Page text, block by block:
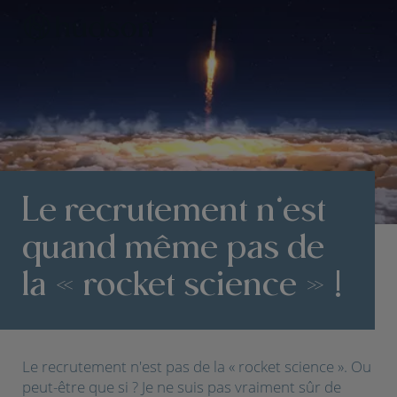
Le recrutement n’est
quand même pas de
la « rocket science » !
Le recrutement n'est pas de la « rocket science ». Ou
peut-être que si ? Je ne suis pas vraiment sûr de